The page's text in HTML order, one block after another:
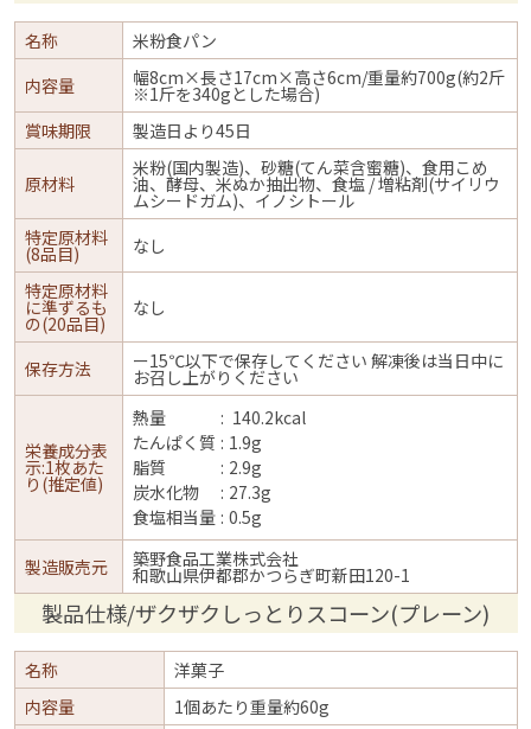
名称
米粉食パン
内容量
幅8cm×長さ17cm×高さ6cm/重量約700g(約2斤
※1斤を340gとした場合)
賞味期限
製造日より45日
原材料
米粉(国内製造)、砂糖(てん菜含蜜糖)、食用こめ
油、酵母、米ぬか抽出物、食塩 / 増粘剤(サイリウ
ムシードガム)、イノシトール
特定原材料
(8品目)
なし
特定原材料
に準ずるも
の(20品目)
なし
保存方法 ー15℃以下で保存してください 解凍後は当日中に
お召し上がりください
栄養成分表
示:1枚あた
り(推定値)
熱量
140.2kcal
たんぱく質
1.9g
脂質
2.9g
炭水化物
27.3g
食塩相当量 0.5g
製造販売元 築野食品工業株式会社
和歌山県伊都郡かつらぎ町新田120-1
製品仕様/ザクザクしっとりスコーン(プレーン)
名称
洋菓子
内容量
1個あたり重量約60g